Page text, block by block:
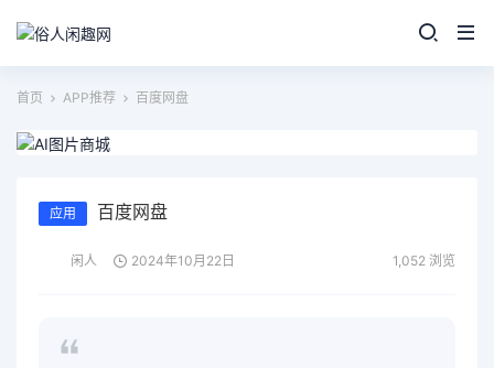
首页 APP推荐 百度网盘
应用 百度网盘
闲人 2024年10月22日 1,052 浏览